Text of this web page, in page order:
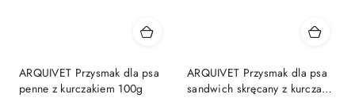
ARQUIVET Przysmak dla psa
penne z kurczakiem 100g
ARQUIVET Przysmak dla psa
sandwich skręcany z kurczaka